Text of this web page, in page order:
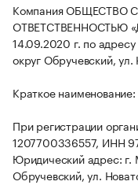
Компания ОБЩЕСТВО
ОТВЕТСТВЕННОСТЬЮ
14.09.2020 г. по
округ Обручевский,
Краткое
При регистрации
1207700336557, ИНН
Юридический адрес: г.
Обручевский, ул.